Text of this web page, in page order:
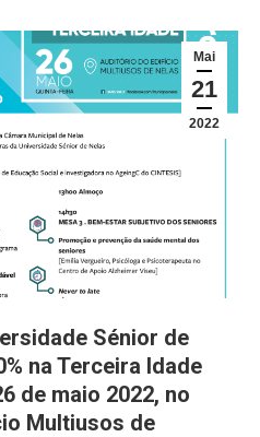
Mai
21
2022
Sénior de
na Terceira Idade
de maio 2022, no
Multiusos de